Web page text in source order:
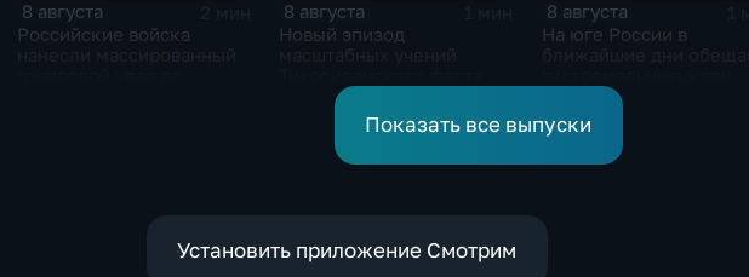
8 августа
Российские войска
8 августа
Новый эпизод
8 августа
На юге России в
Показать все выпуски
Установить приложение Смотрим